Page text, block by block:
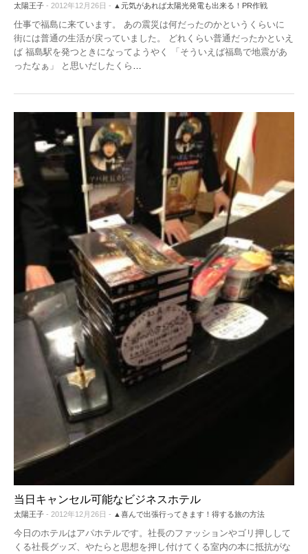
太陽王子 - 2012年12月26日 - ▲元気があれば太陽光発電も出来る！PR作戦
仕事で福島に来ています。 あの震災は何だったのかというくらいに
街には普通の生活が戻っていました。 どれくらい普通だったかといえ
ば 福島駅を発つときになってようやく 「そういえば福島で地震があ
ったなぁ」 と思いだしたくら
当日キャンセル可能なビジネスホテル
太陽王子 - 2012年12月26日 - ▲喜んで出張行ってきます！得する旅の方法
今日のホテルはアパホテルです。社長のファッションやゴリ押しして
くる社長グッズ、やたらと思想を押し付けてくる室内の本に抵抗がな